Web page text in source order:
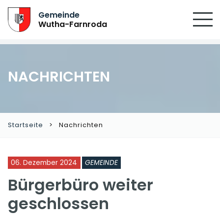
Gemeinde
Wutha-Farnroda
NACHRICHTEN
Startseite Nachrichten
06. Dezember 2024 GEMEINDE
Bürgerbüro weiter
geschlossen